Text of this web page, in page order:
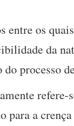
os
da
processo
a